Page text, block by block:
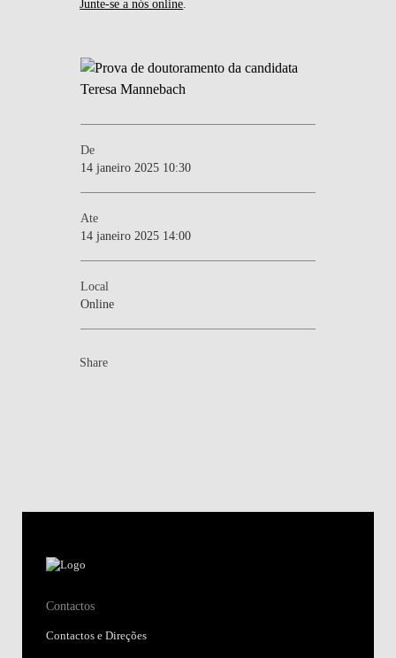
Junte-se a nós online
De
14 janeiro 2025 10:30
Ate
14 janeiro 2025 14:00
Local
Online
Share
Contactos
Contactos e Direções